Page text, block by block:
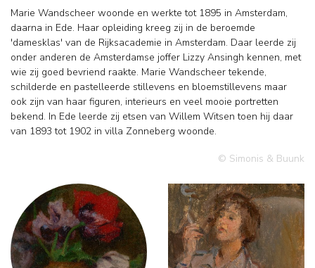
Marie Wandscheer woonde en werkte tot 1895 in Amsterdam,
daarna in Ede. Haar opleiding kreeg zij in de beroemde
'damesklas' van de Rijksacademie in Amsterdam. Daar leerde zij
onder anderen de Amsterdamse joffer Lizzy Ansingh kennen, met
wie zij goed bevriend raakte. Marie Wandscheer tekende,
schilderde en pastelleerde stillevens en bloemstillevens maar
ook zijn van haar figuren, interieurs en veel mooie portretten
bekend. In Ede leerde zij etsen van Willem Witsen toen hij daar
van 1893 tot 1902 in villa Zonneberg woonde.
© Simonis & Buunk